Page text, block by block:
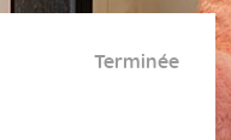
Terminée